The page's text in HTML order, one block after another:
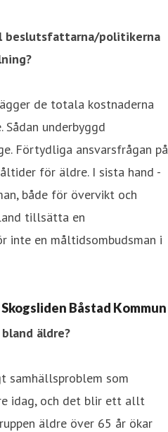
beslutsfattarna/politikerna
de totala kostnaderna
underbyggd
Förtydliga ansvarsfrågan på
för äldre. I sista hand -
både för övervikt och
tillsätta en
inte en måltidsombudsman i
Båstad Kommun
äldre?
samhällsproblem som
idag, och det blir ett allt
äldre över 65 år ökar